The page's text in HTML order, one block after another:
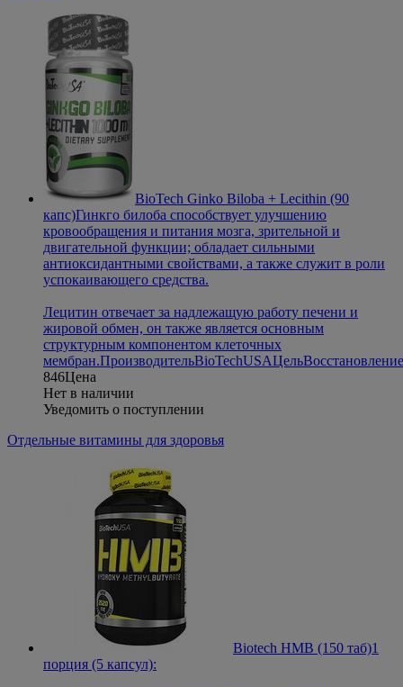
BioTech Ginko Biloba + Lecithin (90
капс)Гинкго билоба способствует улучшению
кровообращения и питания мозга, зрительной и
двигательной функции; обладает сильными
антиоксидантными свойствами, а также служит в роли
успокаивающего средства.
Лецитин отвечает за надлежащую работу печени и
жировой обмен, он также является основным
структурным компонентом клеточных
мембран.ПроизводительBioTechUSAЦельВосстановление
846Цена
Нет в наличии
Уведомить о поступлении
Отдельные витамины для здоровья
Biotech HMB (150 таб)1
порция (5 капсул):